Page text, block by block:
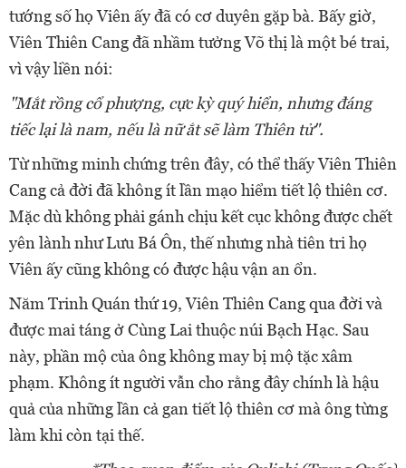
tướng số họ Viên ấy đã có cơ duyên gặp bà. Bấy giờ,
Viên Thiên Cang đã nhầm tưởng Võ thị là một bé trai,
vì vậy liền nói:
"Mắt rồng cổ phượng, cực kỳ quý hiển, nhưng đáng
tiếc lại là nam, nếu là nữ ắt sẽ làm Thiên tử".
Từ những minh chứng trên đây, có thể thấy Viên Thiên
Cang cả đời đã không ít lần mạo hiểm tiết lộ thiên cơ.
Mặc dù không phải gánh chịu kết cục không được chết
yên lành như Lưu Bá Ôn, thế nhưng nhà tiên tri họ
Viên ấy cũng không có được hậu vận an ổn.
Năm Trinh Quán thứ 19, Viên Thiên Cang qua đời và
được mai táng ở Cùng Lai thuộc núi Bạch Hạc. Sau
này, phần mộ của ông không may bị mộ tặc xâm
phạm. Không ít người vẫn cho rằng đây chính là hậu
quả của những lần cả gan tiết lộ thiên cơ mà ông từng
làm khi còn tại thế.